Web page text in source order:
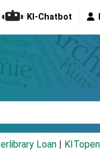
KI-Chatbot
Loan